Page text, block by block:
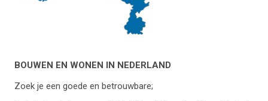
BOUWEN EN WONEN IN NEDERLAND
Zoek je een goede en betrouwbare;